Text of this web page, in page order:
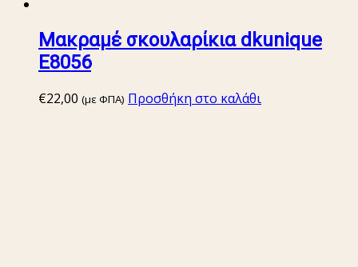
Μακραμέ σκουλαρίκια dkunique
E8056
€22,00 (με ΦΠΑ) Προσθήκη στο καλάθι